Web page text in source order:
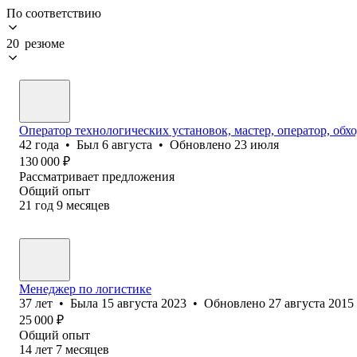
По соответствию
20 резюме
Оператор технологических установок, мастер, оператор,
42 года • Был 6 августа • Обновлено 23 июля
130 000 ₽
Рассматривает предложения
Общий опыт
21 год 9 месяцев
Менеджер по логистике
37 лет • Была 15 августа 2023 • Обновлено 27 августа 2015
25 000 ₽
Общий опыт
14 лет 7 месяцев